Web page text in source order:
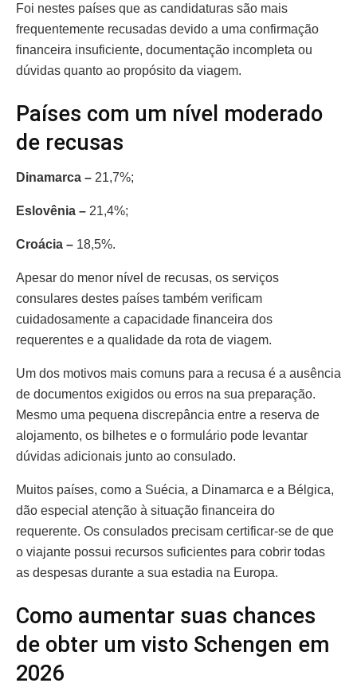
Foi nestes países que as candidaturas são mais
frequentemente recusadas devido a uma confirmação
financeira insuficiente, documentação incompleta ou
dúvidas quanto ao propósito da viagem.
Países com um nível moderado
de recusas
Dinamarca – 21,7%;
Eslovênia – 21,4%;
Croácia – 18,5%.
Apesar do menor nível de recusas, os serviços
consulares destes países também verificam
cuidadosamente a capacidade financeira dos
requerentes e a qualidade da rota de viagem.
Um dos motivos mais comuns para a recusa é a ausência
de documentos exigidos ou erros na sua preparação.
Mesmo uma pequena discrepância entre a reserva de
alojamento, os bilhetes e o formulário pode levantar
dúvidas adicionais junto ao consulado.
Muitos países, como a Suécia, a Dinamarca e a Bélgica,
dão especial atenção à situação financeira do
requerente. Os consulados precisam certificar-se de que
o viajante possui recursos suficientes para cobrir todas
as despesas durante a sua estadia na Europa.
Como aumentar suas chances
de obter um visto Schengen em
2026